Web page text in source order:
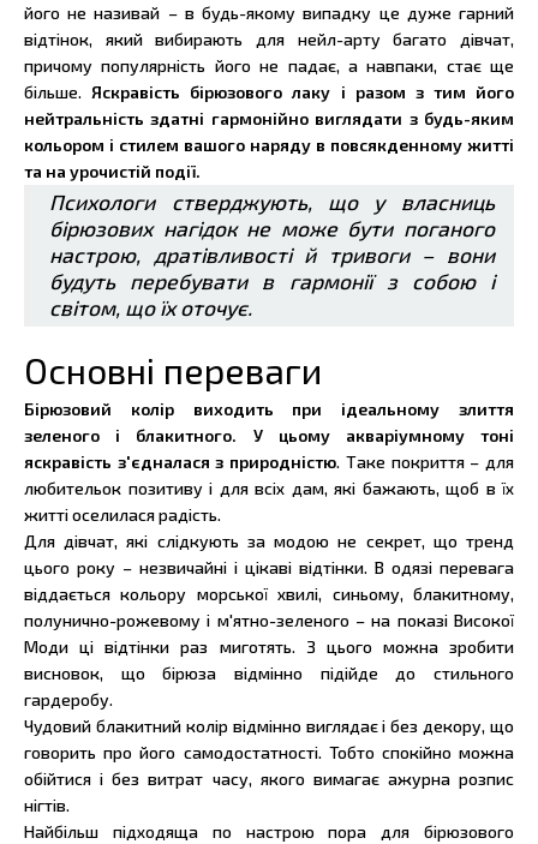
його не називай – в будь-якому випадку це дуже гарний
відтінок, який вибирають для нейл-арту багато дівчат,
причому популярність його не падає, а навпаки, стає ще
більше. Яскравість бірюзового лаку і разом з тим його
нейтральність здатні гармонійно виглядати з будь-яким
кольором і стилем вашого наряду в повсякденному житті
та на урочистій події.
Психологи стверджують, що у власниць
бірюзових нагідок не може бути поганого
настрою, дратівливості й тривоги – вони
будуть перебувати в гармонії з собою і
світом, що їх оточує.
Основні переваги
Бірюзовий колір виходить при ідеальному злиття
зеленого і блакитного. У цьому акваріумному тоні
яскравість з'єдналася з природністю. Таке покриття – для
любительок позитиву і для всіх дам, які бажають, щоб в їх
житті оселилася радість.
Для дівчат, які слідкують за модою не секрет, що тренд
цього року – незвичайні і цікаві відтінки. В одязі перевага
віддається кольору морської хвилі, синьому, блакитному,
полунично-рожевому і м'ятно-зеленого – на показі Високої
Моди ці відтінки раз миготять. З цього можна зробити
висновок, що бірюза відмінно підійде до стильного
гардеробу.
Чудовий блакитний колір відмінно виглядає і без декору, що
говорить про його самодостатності. Тобто спокійно можна
обійтися і без витрат часу, якого вимагає ажурна розпис
нігтів.
Найбільш підходяща по настрою пора для бірюзового